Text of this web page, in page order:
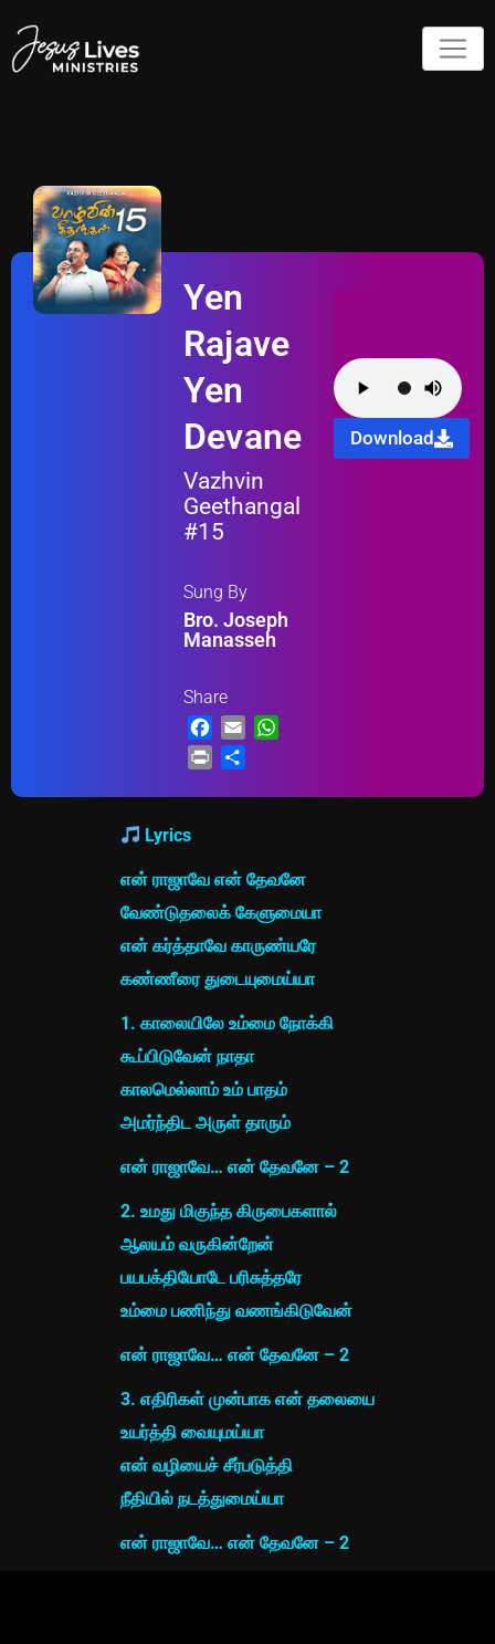
Yen
Rajave
Yen
Devane
Vazhvin
Geethangal
#15
Sung By
Bro. Joseph
Manasseh
Share
Facebook
Email
Print
Download
Lyrics
என் ராஜாவே என் தேவனே
வேண்டுதலைக் கேளுமையா
என் கர்த்தாவே காருண்யரே
கண்ணீரை துடையுமைய்யா
1. காலையிலே உம்மை நோக்கி
கூப்பிடுவேன் நாதா
காலமெல்லாம் உம் பாதம்
அமர்ந்திட அருள் தாரும்
என் ராஜாவே… என் தேவனே – 2
2. உமது மிகுந்த கிருபைகளால்
ஆலயம் வருகின்றேன்
பயபக்தியோடே பரிசுத்தரே
உம்மை பணிந்து வணங்கிடுவேன்
என் ராஜாவே… என் தேவனே – 2
3. எதிரிகள் முன்பாக என் தலையை
உயர்த்தி வையுமய்யா
என் வழியைச் சீர்படுத்தி
நீதியில் நடத்துமைய்யா
என் ராஜாவே… என் தேவனே – 2